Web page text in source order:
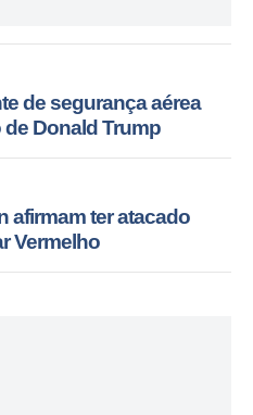
de segurança aérea
Donald Trump
afirmam ter atacado
Vermelho